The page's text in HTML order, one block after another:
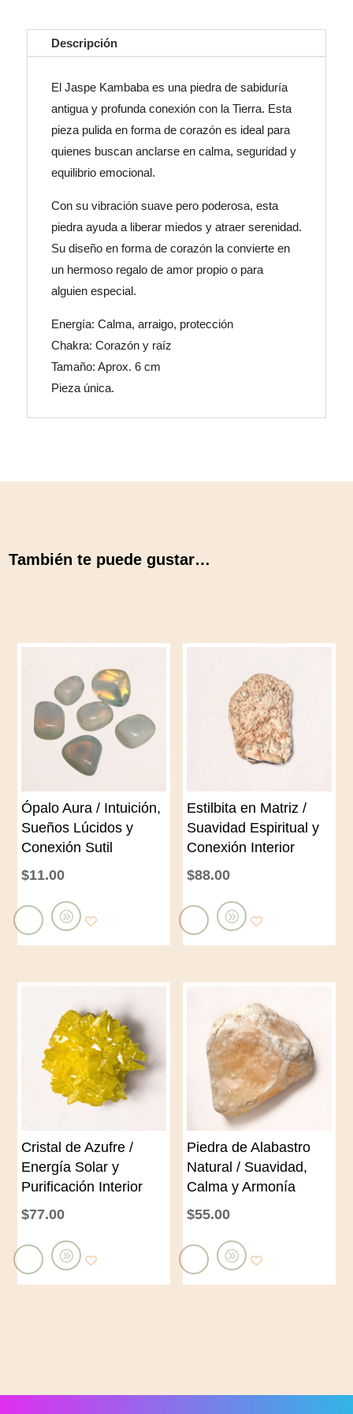
Descripción
El Jaspe Kambaba es una piedra de sabiduría
antigua y profunda conexión con la Tierra. Esta
pieza pulida en forma de corazón es ideal para
quienes buscan anclarse en calma, seguridad y
equilibrio emocional.
Con su vibración suave pero poderosa, esta
piedra ayuda a liberar miedos y atraer serenidad.
Su diseño en forma de corazón la convierte en
un hermoso regalo de amor propio o para
alguien especial.
Energía: Calma, arraigo, protección
Chakra: Corazón y raíz
Tamaño: Aprox. 6 cm
Pieza única.
También te puede gustar…
Ópalo Aura / Intuición,
Sueños Lúcidos y
Conexión Sutil
$11.00
A
d
i
r
a
l
c
r
r
t
o
Estilbita en Matriz /
Suavidad Espiritual y
Conexión Interior
$88.00
A
d
i
r
a
l
c
a
r
r
t
o
Cristal de Azufre /
Energía Solar y
Purificación Interior
$77.00
A
a
Piedra de Alabastro
Natural / Suavidad,
Calma y Armonía
$55.00
A
a